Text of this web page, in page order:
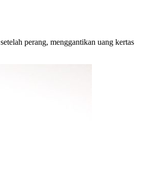
perang, menggantikan uang kertas